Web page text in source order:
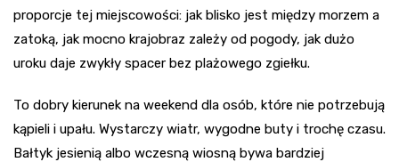
proporcje tej miejscowości: jak blisko jest między morzem a
zatoką, jak mocno krajobraz zależy od pogody, jak dużo
uroku daje zwykły spacer bez plażowego zgiełku.
To dobry kierunek na weekend dla osób, które nie potrzebują
kąpieli i upału. Wystarczy wiatr, wygodne buty i trochę czasu.
Bałtyk jesienią albo wczesną wiosną bywa bardziej